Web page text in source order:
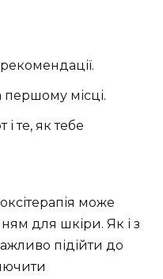
місці.
те, як тебе
може
для шкіри. Як і з
підійти до